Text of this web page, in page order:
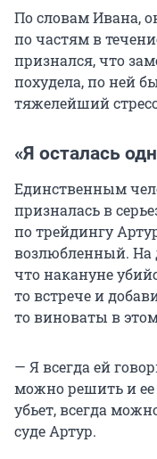
По словам Ивана,
по частям в
признался, что
похудела, по ней
тяжелейший
«Я осталась
Единственным
призналась в
по трейдингу
возлюбленный. На
что накануне
то встрече и
то виноваты в
— Я всегда ей
можно решить и ее
убьет, всегда
суде Артур.